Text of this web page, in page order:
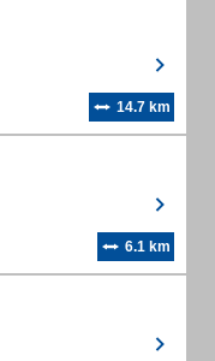
14.7 km
6.1 km